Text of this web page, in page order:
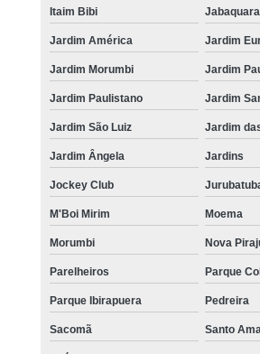
Itaim Bibi Jabaquara
Jardim América Jardim
Jardim Morumbi Jardim
Jardim Paulistano Jardim
Jardim São Luiz Jardim
Jardim Ângela Jardins
Jockey Club
M'Boi Mirim Moema
Morumbi Nova
Parelheiros Parque
Parque Ibirapuera Pedreira
Sacomã Santo